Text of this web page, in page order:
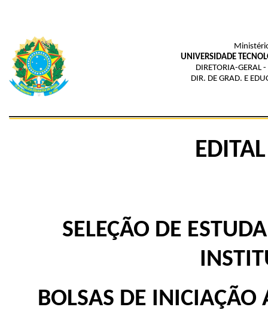
UNIVERSIDADE
DIRETORIA-GERAL
DIR. DE GRAD. E
SELEÇÃO DE
BOLSAS DE